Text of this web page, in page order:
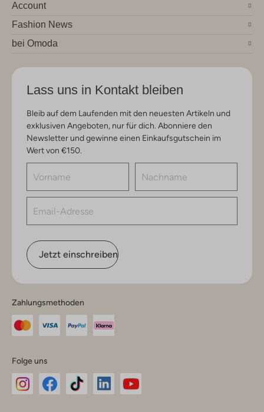
Account
Fashion News
bei Omoda
Lass uns in Kontakt bleiben
Bleib auf dem Laufenden mit den neuesten Artikeln und
exklusiven Angeboten, nur für dich. Abonniere den
Newsletter und gewinne einen Einkaufsgutschein im
Wert von €150.
Jetzt einschreiben
Zahlungsmethoden
Folge uns